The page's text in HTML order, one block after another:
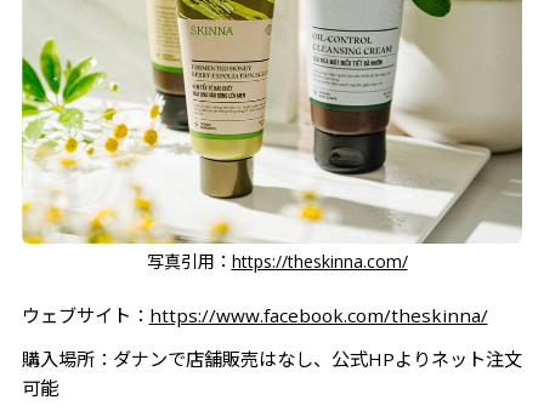
写真引用： https://theskinna.com/
ウェブサイト： https://www.facebook.com/theskinna/
購入場所：ダナンで店舗販売はなし、公式HPよりネット注文
可能